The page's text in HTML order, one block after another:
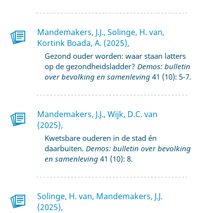
Mandemakers, J.J., Solinge, H. van,
Kortink Boada, A. (2025),
Gezond ouder worden: waar staan latters
op de gezondheidsladder? Demos: bulletin
over bevolking en samenleving 41 (10): 5-7.
Mandemakers, J.J., Wijk, D.C. van
(2025),
Kwetsbare ouderen in de stad én
daarbuiten. Demos: bulletin over bevolking
en samenleving 41 (10): 8.
Solinge, H. van, Mandemakers, J.J.
(2025),